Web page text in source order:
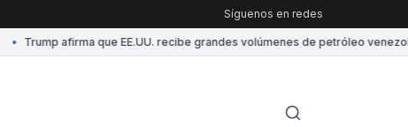
Síguenos en redes
Trump afirma que EE.UU. recibe grandes volúmenes de petróleo